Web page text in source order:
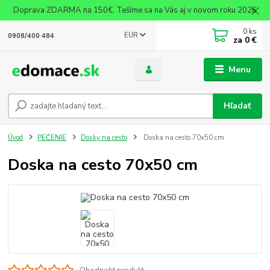
Doprava ZDARMA na 150€. Tešíme sa na Vás aj v novom roku 2026
Menu
EUR
Hľadať
0908/400 484 0 ks
za 0 €
Úvod PEČENIE Dosky na cesto Doska na cesto 70x50 cm
Doska na cesto 70x50 cm